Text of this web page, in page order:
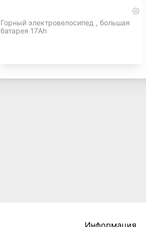
Горный электровелосипед , большая
батарея 17Ah